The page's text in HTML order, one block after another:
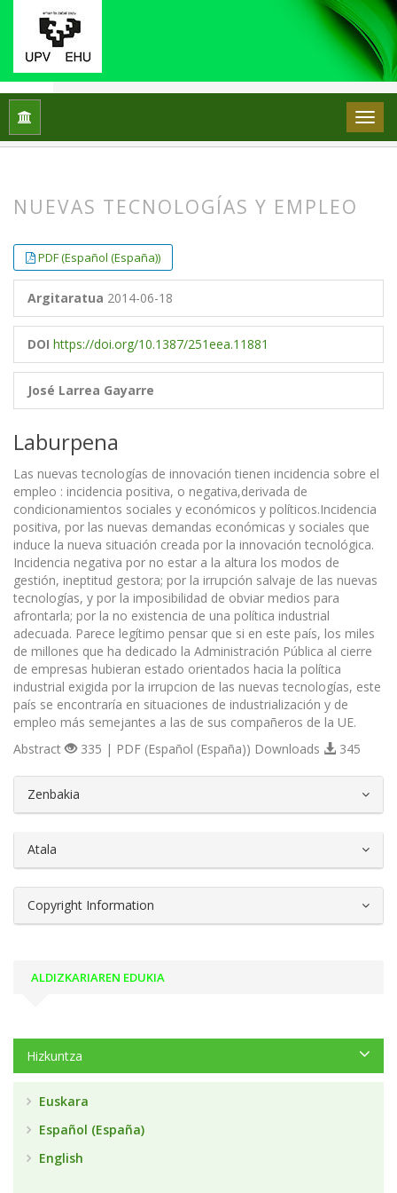
251 - Enpresa eta Ekonomia Aldizkaria
Hasiera
NUEVAS TECNOLOGÍAS Y EMPLEO
PDF (Español (España))
Argitaratua 2014-06-18
DOI https://doi.org/10.1387/251eea.11881
José Larrea Gayarre
Laburpena
Las nuevas tecnologías de innovación tienen incidencia sobre el
empleo : incidencia positiva, o negativa,derivada de
condicionamientos sociales y económicos y políticos.Incidencia
positiva, por las nuevas demandas económicas y sociales que
induce la nueva situación creada por la innovación tecnológica.
Incidencia negativa por no estar a la altura los modos de
gestión, ineptitud gestora; por la irrupción salvaje de las nuevas
tecnologías, y por la imposibilidad de obviar medios para
afrontarla; por la no existencia de una política industrial
adecuada. Parece legítimo pensar que si en este país, los miles
de millones que ha dedicado la Administración Pública al cierre
de empresas hubieran estado orientados hacia la política
industrial exigida por la irrupcion de las nuevas tecnologías, este
país se encontraría en situaciones de industrialización y de
empleo más semejantes a las de sus compañeros de la UE.
Abstract
335 | PDF (Español (España)) Downloads 345
Zenbakia
Atala
Copyright Information
ALDIZKARIAREN EDUKIA
Hizkuntza
Euskara
Español (España)
English